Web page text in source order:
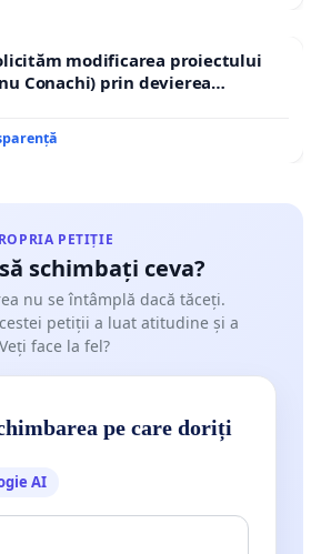
modificarea proiectului
Conachi) prin devierea
PETIȚIE
schimbați ceva?
nu se întâmplă dacă tăceți.
petiții a luat atitudine și a
face la fel?
pe care doriți
AI